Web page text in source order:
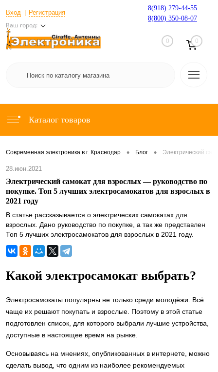
Вход Регистрация
Ваш город:
8(918) 279-44-55
8(800) 350-08-07
0 0
Каталог товаров
Современная электроника в г. Краснодар • Блог • Электрический
28.июн.2021
Электрический самокат для взрослых — руководство по
покупке. Топ 5 лучших электросамокатов для взрослых в
2021 году
В статье рассказывается о электрических самокатах для
взрослых. Дано руководство по покупке, а так же представлен
Топ 5 лучших электросамокатов для взрослых в 2021 году.
Какой электросамокат выбрать?
Электросамокаты популярны не только среди молодёжи. Всё
чаще их решают покупать и взрослые. Поэтому в этой статье
подготовлен список, для которого выбрали лучшие устройства,
доступные в настоящее время на рынке.
Основываясь на мнениях, опубликованных в интернете, можно
сделать вывод, что одним из наиболее рекомендуемых